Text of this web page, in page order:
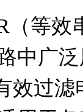
中广
效过